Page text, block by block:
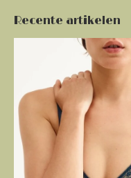
Recente artikelen